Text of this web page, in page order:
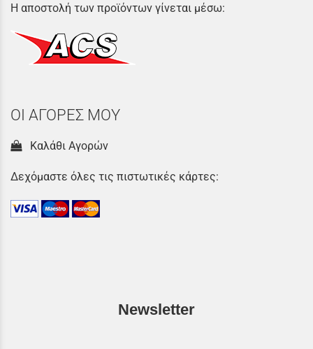
Η αποστολή των προϊόντων γίνεται μέσω:
ΟΙ ΑΓΟΡΕΣ ΜΟΥ
Καλάθι Αγορών
Δεχόμαστε όλες τις πιστωτικές κάρτες:
Newsletter